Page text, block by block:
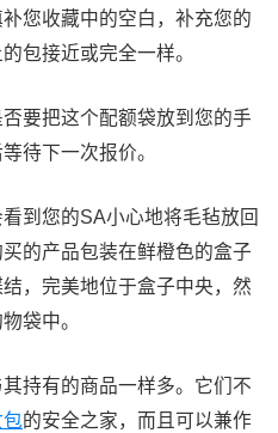
您收藏中的空白，补充您的
包接近或完全一样。
要把这个配额袋放到您的手
待下一次报价。
到您的SA小心地将毛毡放回
的产品包装在鲜橙色的盒子
，完美地位于盒子中央，然
袋中。
持有的商品一样多。它们不
的安全之家，而且可以兼作